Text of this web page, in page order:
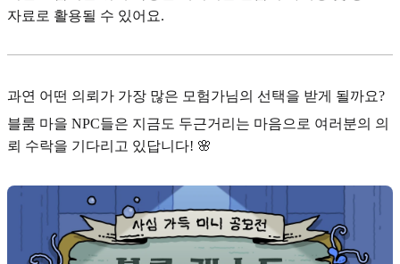
자료로 활용될 수 있어요.
과연 어떤 의뢰가 가장 많은 모험가님의 선택을 받게 될까요?
블룸 마을 NPC들은 지금도 두근거리는 마음으로 여러분의 의
뢰 수락을 기다리고 있답니다! 🌸